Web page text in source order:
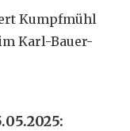
Kumpfmühl
Karl-Bauer-